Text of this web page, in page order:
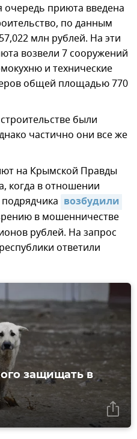
приюта введена
по данным
млн рублей. На эти
возвели 7 сооружений
и технические
общей площадью 770
были
частично они все же
на Крымской Правды
когда в отношении
возбудили
в мошенничестве
рублей. На запрос
ответили
защищать в